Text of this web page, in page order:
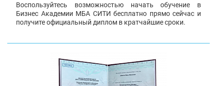
Воспользуйтесь возможностью начать обучение в
Бизнес Академии МБА СИТИ бесплатно прямо сейчас и
получите официальный диплом в кратчайшие сроки.